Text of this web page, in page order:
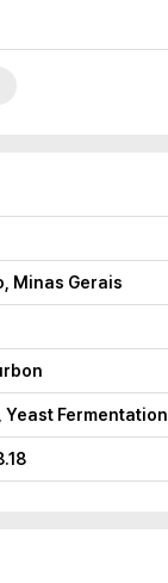
Minas Gerais
Yeast Fermentation